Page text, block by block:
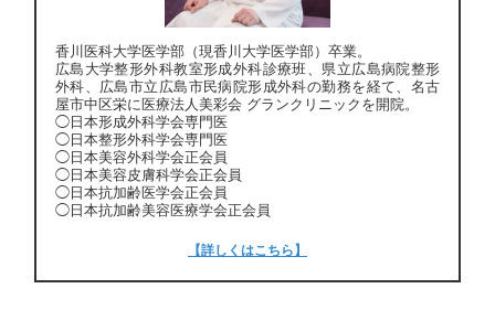
香川医科大学医学部（現香川大学医学部）卒業。
広島大学整形外科教室形成外科診療班、県立広島病院整形
外科、広島市立広島市民病院形成外科の勤務を経て、名古
屋市中区栄に医療法人美彩会 グランクリニックを開院。
◯日本形成外科学会専門医
◯日本整形外科学会専門医
◯日本美容外科学会正会員
◯日本美容皮膚科学会正会員
◯日本抗加齢医学会正会員
◯日本抗加齢美容医療学会正会員
【詳しくはこちら】